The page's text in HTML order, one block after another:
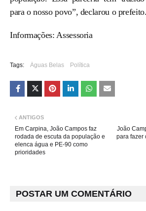
para o nosso povo”, declarou o prefeito.
Informações: Assessoria
Tags: Águas Belas Política
João
para fazer
ANTIGOS
Em Carpina, João Campos faz
rodada de escuta da população e
elenca água e PE-90 como
prioridades
POSTAR UM COMENTÁRIO